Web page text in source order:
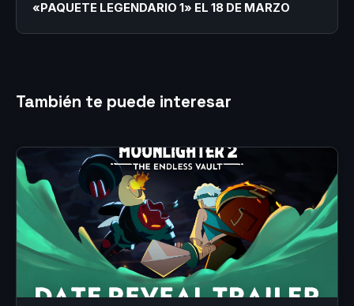
«PAQUETE LEGENDARIO 1» EL 18 DE MARZO
También te puede interesar